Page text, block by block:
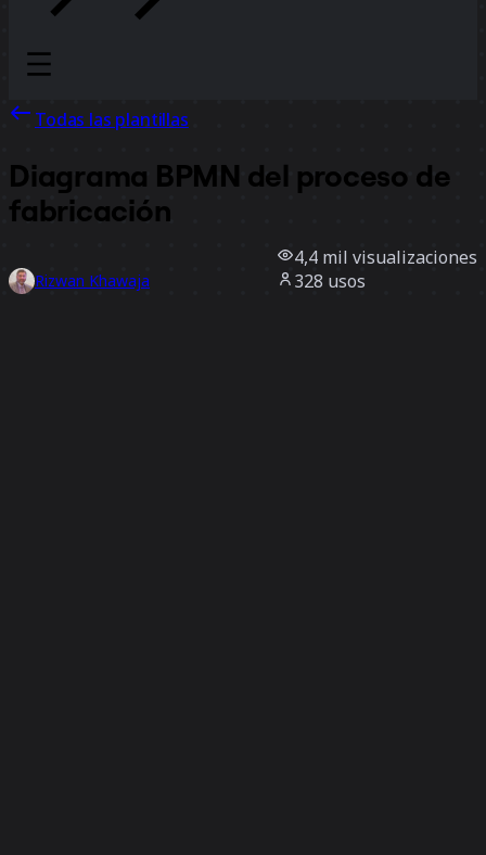
Todas las plantillas
Diagrama BPMN del proceso de
fabricación
Rizwan Khawaja
4,4 mil visualizaciones
328 usos